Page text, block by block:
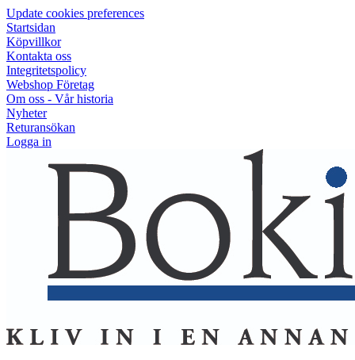
Update cookies preferences
Startsidan
Köpvillkor
Kontakta oss
Integritetspolicy
Webshop Företag
Om oss - Vår historia
Nyheter
Returansökan
Logga in